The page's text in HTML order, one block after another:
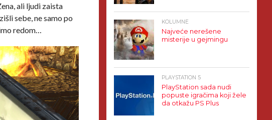
ali ljudi zaista
sebe, ne samo po
redom…
KOLUMNE
Najveće nerešene
misterije u gejmingu
PLAYSTATION 5
PlayStation sada nudi
popuste igračima koji žele
da otkažu PS Plus